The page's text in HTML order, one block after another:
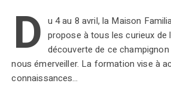
D u 4 au 8 avril, la Maison
propose à tous les curieux
découverte de ce
nous émerveiller. La formation vise à
connaissances…